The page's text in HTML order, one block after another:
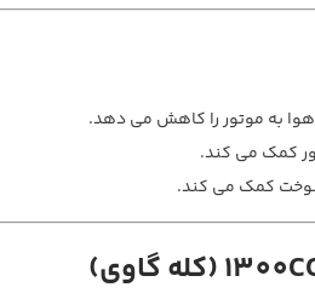
هوا به موتور را کاهش می دهد.
کمک می کند.
سوخت کمک می کند.